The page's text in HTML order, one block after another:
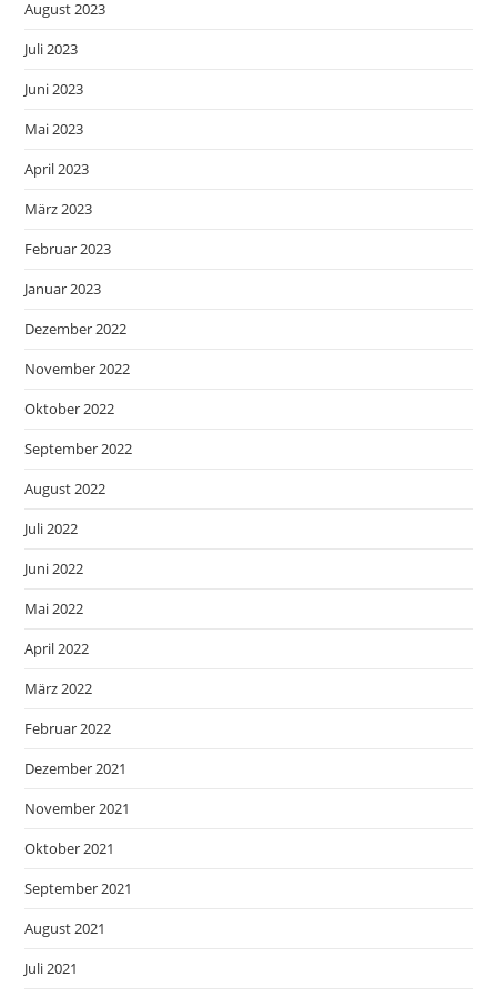
August 2023
Juli 2023
Juni 2023
Mai 2023
April 2023
März 2023
Februar 2023
Januar 2023
Dezember 2022
November 2022
Oktober 2022
September 2022
August 2022
Juli 2022
Juni 2022
Mai 2022
April 2022
März 2022
Februar 2022
Dezember 2021
November 2021
Oktober 2021
September 2021
August 2021
Juli 2021